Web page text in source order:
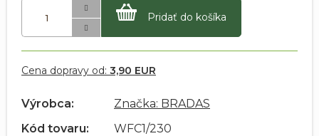
Pridať do košíka
Cena dopravy od: 3,90 EUR
Výrobca:
Značka: BRADAS
Kód tovaru:
WFC1/230